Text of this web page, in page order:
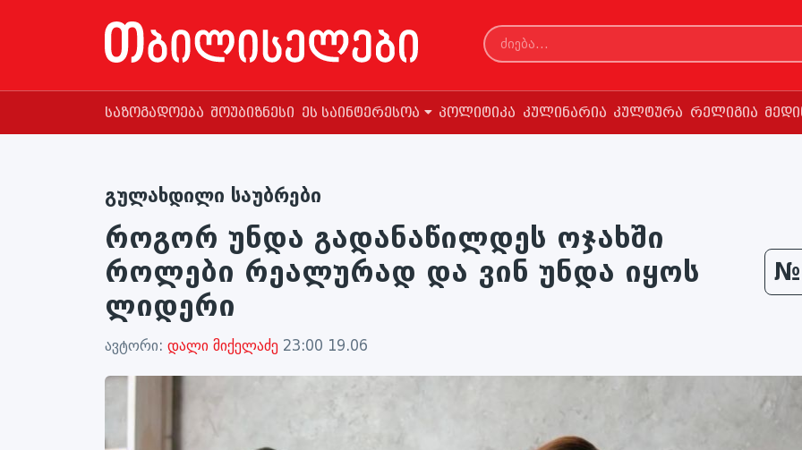
საზოგადოება შოუბიზნესი ეს საინტერესოა პოლიტიკა კულინარია კულტურა რელიგია
გულახდილი საუბრები
როგორ უნდა გადანაწილდეს ოჯახში
როლები რეალურად და ვინ უნდა იყოს
ლიდერი
ავტორი: დალი მიქელაძე 23:00 19.06